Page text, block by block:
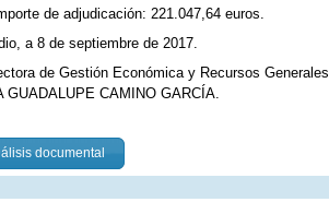
de adjudicación: 221.047,64 euros.
a 8 de septiembre de 2017.
de Gestión Económica y Recursos Generales,
GUADALUPE CAMINO GARCÍA.
documental